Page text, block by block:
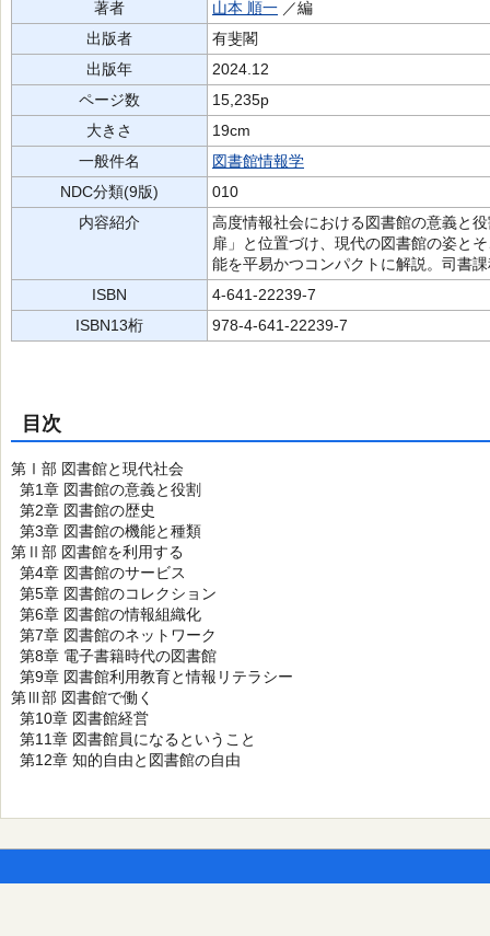
著者
山本 順一 ／編
出版者
有斐閣
出版年
2024.12
ページ数
15,235p
大きさ
19cm
一般件名
図書館情報学
NDC分類(9版)
010
内容紹介
高度情報社会における図書館の意義と
扉」と位置づけ、現代の図書館の姿と
能を平易かつコンパクトに解説。司書
ISBN
4-641-22239-7
ISBN13桁
978-4-641-22239-7
目次
第Ⅰ部 図書館と現代社会
第1章 図書館の意義と役割
第2章 図書館の歴史
第3章 図書館の機能と種類
第Ⅱ部 図書館を利用する
第4章 図書館のサービス
第5章 図書館のコレクション
第6章 図書館の情報組織化
第7章 図書館のネットワーク
第8章 電子書籍時代の図書館
第9章 図書館利用教育と情報リテラシー
第Ⅲ部 図書館で働く
第10章 図書館経営
第11章 図書館員になるということ
第12章 知的自由と図書館の自由